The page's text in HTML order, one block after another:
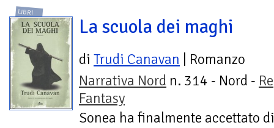
LIBRI
La scuola dei maghi
di Trudi Canavan | Romanzo
Narrativa Nord n. 314 - Nord -
Fantasy
Sonea ha finalmente accettato